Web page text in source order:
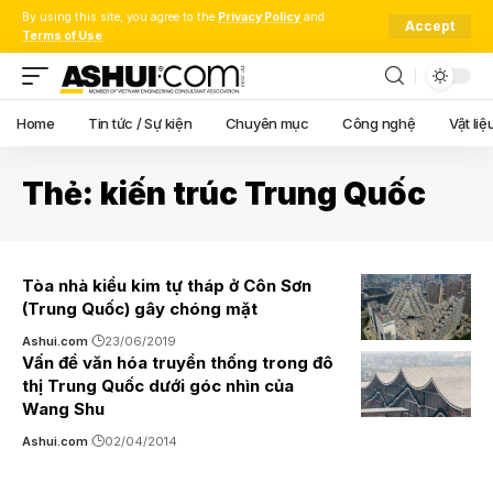
By using this site, you agree to the Privacy Policy and
Terms of Use.
Accept
Home Tin tức / Sự kiện Chuyên mục Công nghệ Vật
Thẻ: kiến trúc Trung Quốc
Tòa nhà kiểu kim tự tháp ở Côn Sơn
(Trung Quốc) gây chóng mặt
Ashui.com 23/06/2019
Vấn đề văn hóa truyền thống trong đô
thị Trung Quốc dưới góc nhìn của
Wang Shu
Ashui.com 02/04/2014